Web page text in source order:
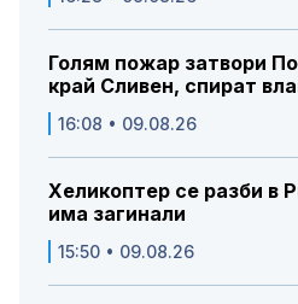
Голям пожар затвори
край Сливен, спират
16:08 • 09.08.26
Хеликоптер се разби в
има загинали
15:50 • 09.08.26